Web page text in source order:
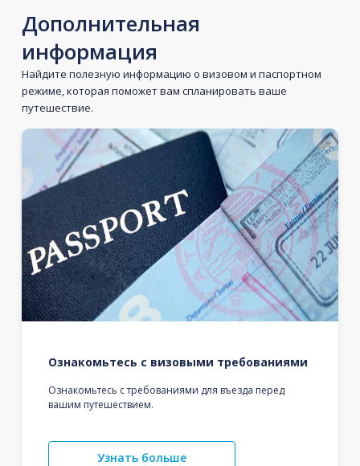
Дополнительная
информация
Найдите полезную информацию о визовом и паспортном
режиме, которая поможет вам спланировать ваше
путешествие.
Ознакомьтесь с визовыми требованиями
Ознакомьтесь с требованиями для въезда перед
вашим путешествием.
Узнать больше